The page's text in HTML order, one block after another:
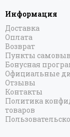
Информация
Доставка
Оплата
Возврат
Пункты
Бонусная
Официальные
Отзывы
Контакты
Политика
товаров